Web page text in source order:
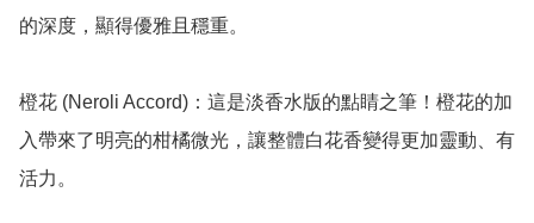
的深度，顯得優雅且穩重。
橙花 (Neroli Accord)：這是淡香水版的點睛之筆！橙花的加
入帶來了明亮的柑橘微光，讓整體白花香變得更加靈動、有
活力。